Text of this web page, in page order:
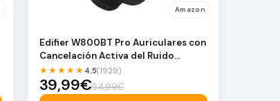
Amazon
Edifier W800BT Pro Auriculares con
Cancelación Activa del Ruido
Híbridos, Bluet…
★★★★★ 4.5(1929)
39,99€54,99€